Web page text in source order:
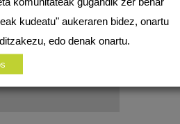
kudeatu" aukeraren bidez, onartu
edo denak onartu.